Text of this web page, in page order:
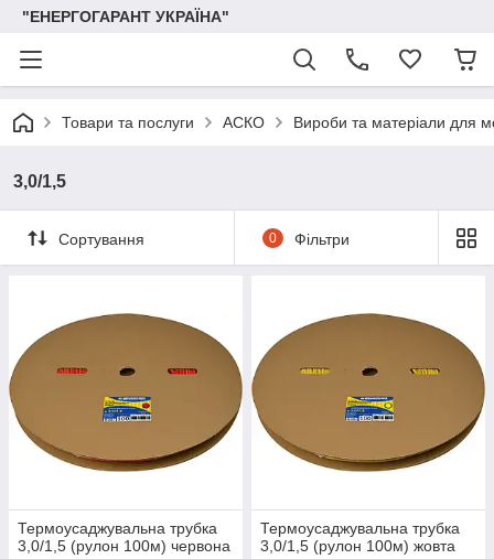
"ЕНЕРГОГАРАНТ УКРАЇНА"
Товари та послуги АСКО Вироби та матеріали для
3,0/1,5
Сортування 0 Фільтри
Термоусаджувальна трубка
3,0/1,5 (рулон 100м) червона
Термоусаджувальна трубка
3,0/1,5 (рулон 100м) жовта